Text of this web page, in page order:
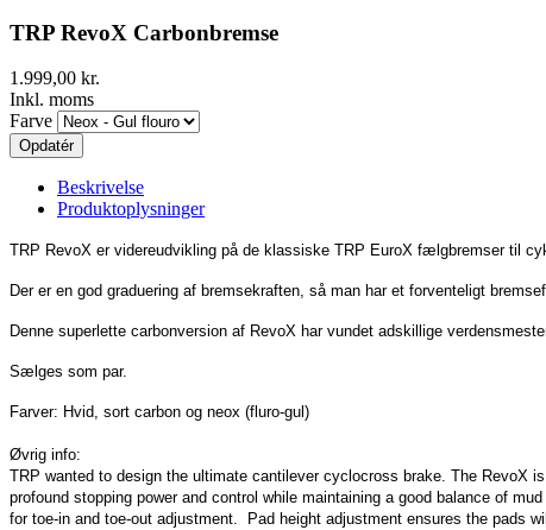
TRP RevoX Carbonbremse
1.999,00 kr.
Inkl. moms
Farve
Beskrivelse
Produktoplysninger
TRP RevoX er videreudvikling på de klassiske TRP EuroX fælgbremser til
Der er en god graduering af bremsekraften, så man har et forventeligt
Denne superlette carbonversion af RevoX har vundet adskillige
Sælges som par.
Farver: Hvid, sort carbon og neox (fluro-gul)
Øvrig info:
TRP wanted to design the ultimate cantilever cyclocross brake. The RevoX
profound stopping power and control while maintaining a good balance of
for toe-in and toe-out adjustment.
Pad height adjustment ensures the pads